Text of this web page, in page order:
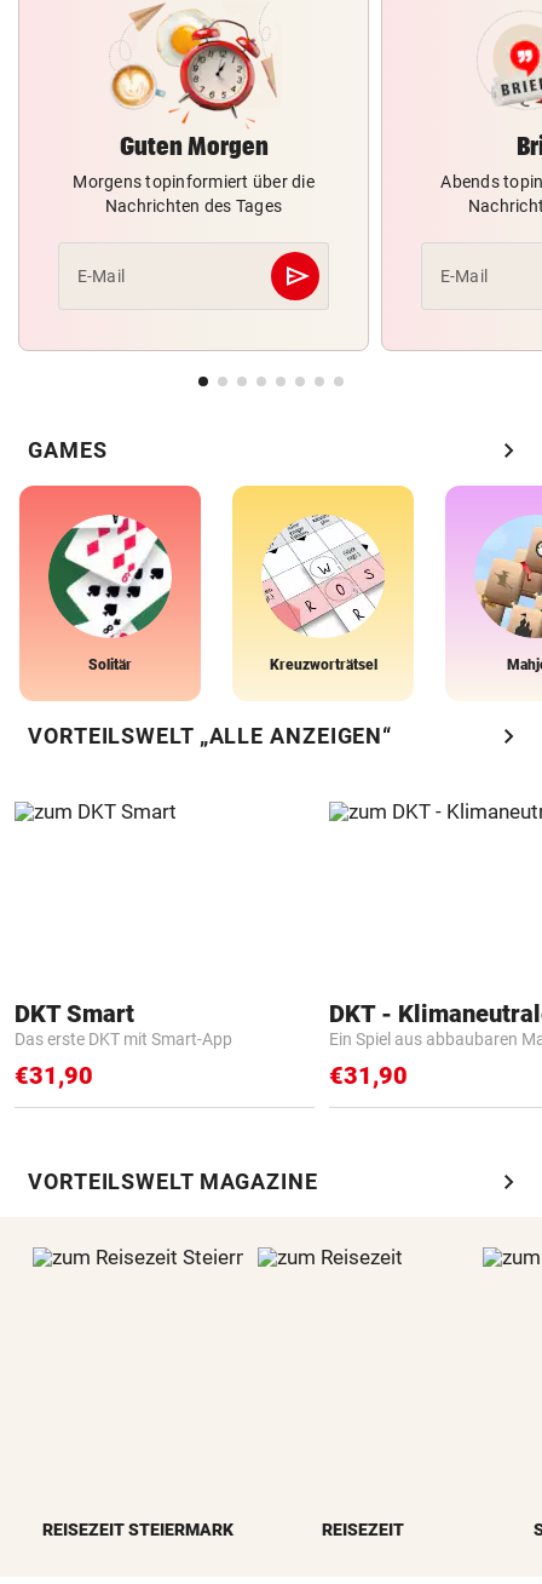
Guten Morgen
Morgens topinformiert über die
Nachrichten des Tages
E-Mail send
Abschicken
Abends
E-Mail
GAMES chevron_right
Solitär Kreuzworträtsel
VORTEILSWELT „ALLE ANZEIGEN“ chevron_right
DKT Smart
Das erste DKT mit Smart-App
€31,90
Ein Spiel aus abbaubaren
€31,90
VORTEILSWELT MAGAZINE chevron_right
REISEZEIT STEIERMARK REISEZEIT